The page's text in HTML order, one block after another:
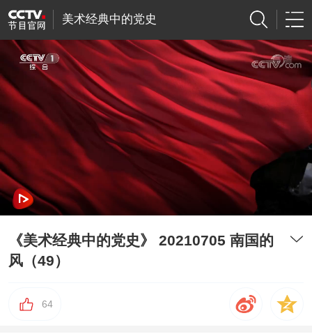
美术经典中的党史
《美术经典中的党史》 20210705 南国的
风（49）
64